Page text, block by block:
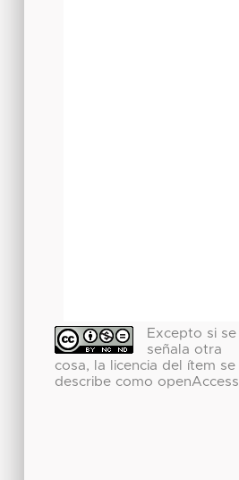
Excepto si se
señala otra
cosa, la licencia del ítem se
describe como openAccess